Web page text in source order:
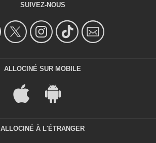
SUIVEZ-NOUS
ALLOCINÉ SUR MOBILE
ALLOCINÉ À L'ÉTRANGER